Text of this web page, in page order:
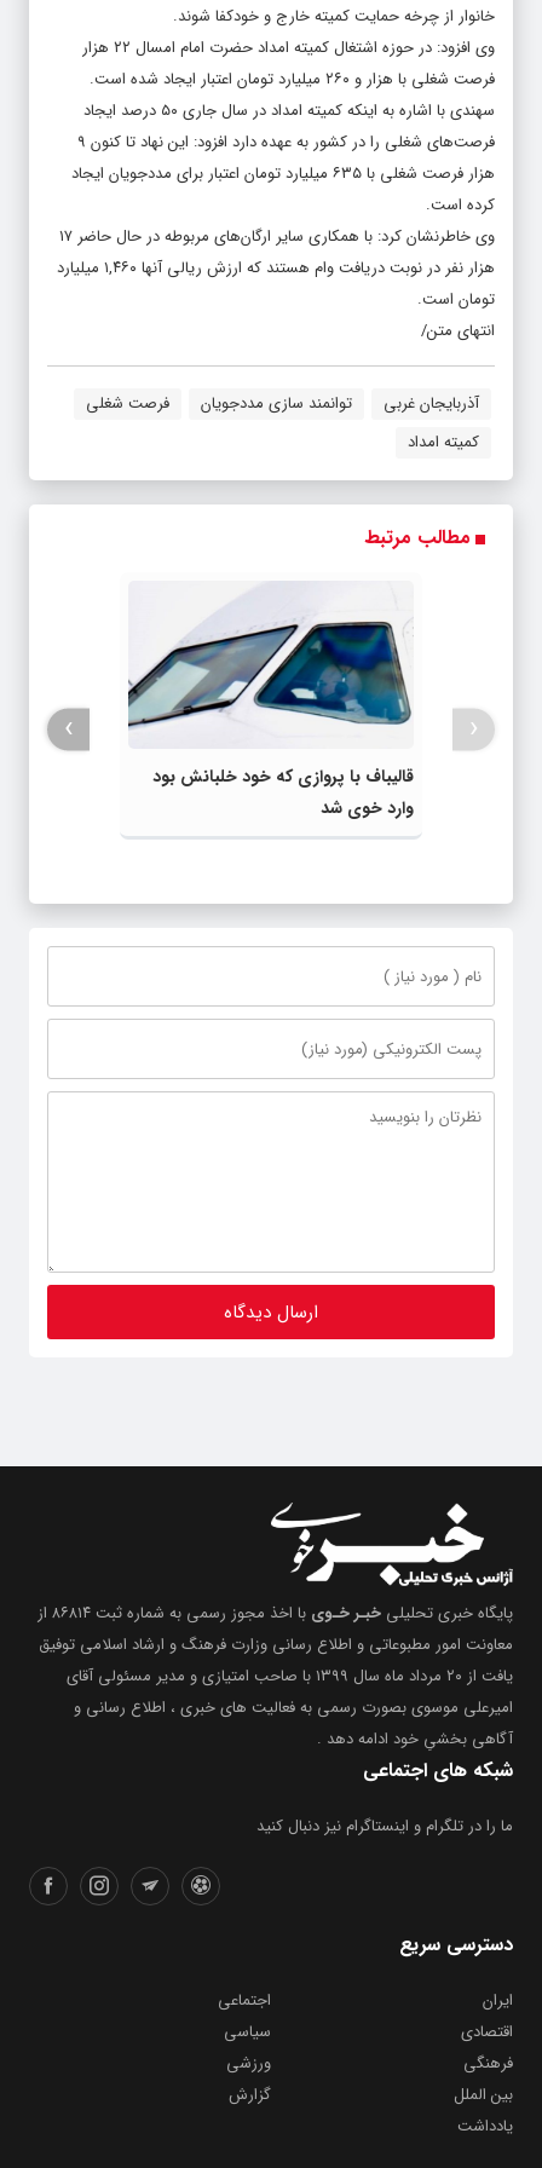
خانوار از چرخه حمایت کمیته خارج و خودکفا شوند.
وی افزود: در حوزه اشتغال کمیته امداد حضرت امام امسال ۲۲ هزار
فرصت شغلی با هزار و ۲۶۰ میلیارد تومان اعتبار ایجاد شده است.
سهندی با اشاره به اینکه کمیته امداد در سال جاری ۵۰ درصد ایجاد
فرصت‌های شغلی را در کشور به عهده دارد افزود: این نهاد تا کنون ۹
هزار فرصت شغلی با ۶۳۵ میلیارد تومان اعتبار برای مددجویان ایجاد
کرده است.
وی خاطرنشان کرد: با همکاری سایر ارگان‌های مربوطه در حال حاضر ۱۷
هزار نفر در نوبت دریافت وام هستند که ارزش ریالی آنها ۱,۴۶۰ میلیارد
تومان است.
انتهای متن/
آذربایجان غربی توانمند سازی مددجویان
فرصت شغلی
کمیته امداد
مطالب مرتبط
قالیباف با پروازی که خود خلبانش بود
وارد خوی شد
‹
›
پایگاه خبری تحلیلی خبـر خـوی
با اخذ مجوز رسمی به شماره ثبت ۸۶۸۱۴ از
معاونت امور مطبوعاتی و اطلاع رسانی وزارت فرهنگ و ارشاد اسلامی توفیق
یافت از ۲۰ مرداد ماه سال ۱۳۹۹ با صاحب امتیازی و مدیر مسئولی آقای
امیرعلی موسوی بصورت رسمی به فعالیت های خبری ، اطلاع رسانی و
آگاهی بخشیِ خود ادامه دهد .
شبکه های اجتماعی
ما را در تلگرام و اینستاگرام نیز دنبال کنید
دسترسی سریع
ایران
اجتماعی
اقتصادی
سیاسی
فرهنگی
ورزشی
بین الملل
گزارش
یادداشت